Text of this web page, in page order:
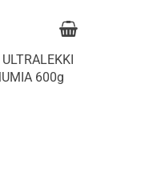
600g